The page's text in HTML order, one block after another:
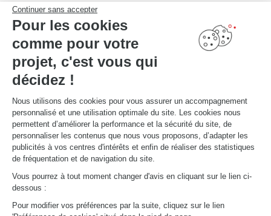
Continuer sans accepter
Pour les cookies
comme pour votre
projet, c'est vous qui
décidez !
Nous utilisons des cookies pour vous assurer un accompagnement
personnalisé et une utilisation optimale du site. Les cookies nous
permettent d’améliorer la performance et la sécurité du site, de
personnaliser les contenus que nous vous proposons, d’adapter les
publicités à vos centres d'intérêts et enfin de réaliser des statistiques
de fréquentation et de navigation du site.
Vous pourrez à tout moment changer d'avis en cliquant sur le lien ci-
dessous :
Pour modifier vos préférences par la suite, cliquez sur le lien
d'expérience
800
22
Pays où la marque est présente
4000